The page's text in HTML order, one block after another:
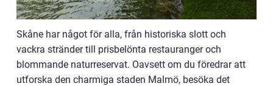
Skåne har något för alla, från historiska slott och
vackra stränder till prisbelönta restauranger och
blommande naturreservat. Oavsett om du föredrar att
utforska den charmiga staden Malmö, besöka det